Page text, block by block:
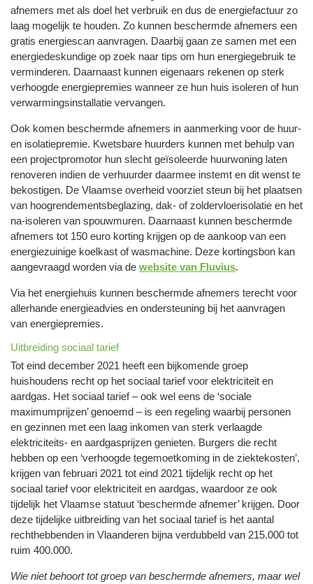
afnemers met als doel het verbruik en dus de energiefactuur zo
laag mogelijk te houden. Zo kunnen beschermde afnemers een
gratis energiescan aanvragen. Daarbij gaan ze samen met een
energiedeskundige op zoek naar tips om hun energiegebruik te
verminderen. Daarnaast kunnen eigenaars rekenen op sterk
verhoogde energiepremies wanneer ze hun huis isoleren of hun
verwarmingsinstallatie vervangen.
Ook komen beschermde afnemers in aanmerking voor de huur-
en isolatiepremie. Kwetsbare huurders kunnen met behulp van
een projectpromotor hun slecht geïsoleerde huurwoning laten
renoveren indien de verhuurder daarmee instemt en dit wenst te
bekostigen. De Vlaamse overheid voorziet steun bij het plaatsen
van hoogrendementsbeglazing, dak- of zoldervloerisolatie en het
na-isoleren van spouwmuren. Daarnaast kunnen beschermde
afnemers tot 150 euro korting krijgen op de aankoop van een
energiezuinige koelkast of wasmachine. Deze kortingsbon kan
aangevraagd worden via de website van Fluvius.
Via het energiehuis kunnen beschermde afnemers terecht voor
allerhande energieadvies en ondersteuning bij het aanvragen
van energiepremies.
Uitbreiding sociaal tarief
Tot eind december 2021 heeft een bijkomende groep
huishoudens recht op het sociaal tarief voor elektriciteit en
aardgas. Het sociaal tarief – ook wel eens de ‘sociale
maximumprijzen’ genoemd – is een regeling waarbij personen
en gezinnen met een laag inkomen van sterk verlaagde
elektriciteits- en aardgasprijzen genieten. Burgers die recht
hebben op een ‘verhoogde tegemoetkoming in de ziektekosten’,
krijgen van februari 2021 tot eind 2021 tijdelijk recht op het
sociaal tarief voor elektriciteit en aardgas, waardoor ze ook
tijdelijk het Vlaamse statuut ‘beschermde afnemer’ krijgen. Door
deze tijdelijke uitbreiding van het sociaal tarief is het aantal
rechthebbenden in Vlaanderen bijna verdubbeld van 215.000 tot
ruim 400.000.
Wie niet behoort tot groep van beschermde afnemers, maar wel